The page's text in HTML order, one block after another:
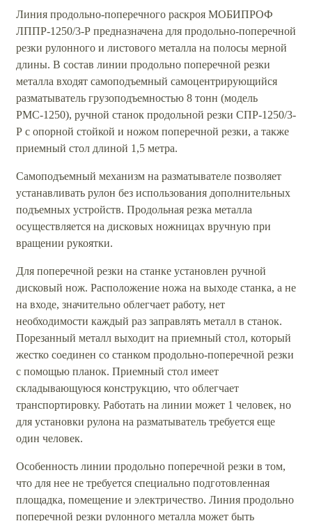
Линия продольно-поперечного раскроя МОБИПРОФ
ЛППР-1250/3-Р предназначена для продольно-поперечной
резки рулонного и листового металла на полосы мерной
длины. В состав линии продольно поперечной резки
металла входят самоподъемный самоцентрирующийся
разматыватель грузоподъемностью 8 тонн (модель
РМС-1250), ручной станок продольной резки СПР-1250/3-
Р с опорной стойкой и ножом поперечной резки, а также
приемный стол длиной 1,5 метра.
Самоподъемный механизм на разматывателе позволяет
устанавливать рулон без использования дополнительных
подъемных устройств. Продольная резка металла
осуществляется на дисковых ножницах вручную при
вращении рукоятки.
Для поперечной резки на станке установлен ручной
дисковый нож. Расположение ножа на выходе станка, а не
на входе, значительно облегчает работу, нет
необходимости каждый раз заправлять металл в станок.
Порезанный металл выходит на приемный стол, который
жестко соединен со станком продольно-поперечной резки
с помощью планок. Приемный стол имеет
складывающуюся конструкцию, что облегчает
транспортировку. Работать на линии может 1 человек, но
для установки рулона на разматыватель требуется еще
один человек.
Особенность линии продольно поперечной резки в том,
что для нее не требуется специально подготовленная
площадка, помещение и электричество. Линия продольно
поперечной резки рулонного металла может быть